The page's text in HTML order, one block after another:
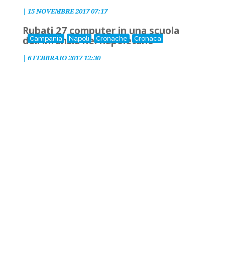
| 15 NOVEMBRE 2017 07:17
Campania Napoli Cronache Cronaca
Rubati 27 computer in una scuola
dell'infanzia nel napoletano
| 6 FEBBRAIO 2017 12:30